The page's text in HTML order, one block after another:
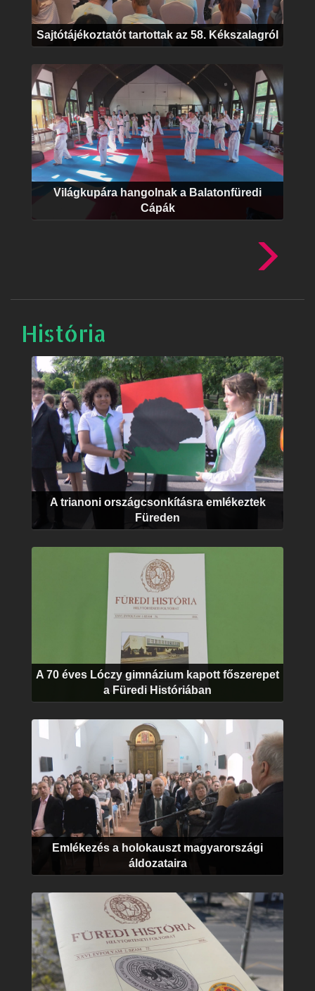
Sajtótájékoztatót tartottak az 58. Kékszalagról
Világkupára hangolnak a Balatonfüredi
Cápák
História
A trianoni országcsonkításra emlékeztek
Füreden
A 70 éves Lóczy gimnázium kapott főszerepet
a Füredi Históriában
Emlékezés a holokauszt magyarországi
áldozataira